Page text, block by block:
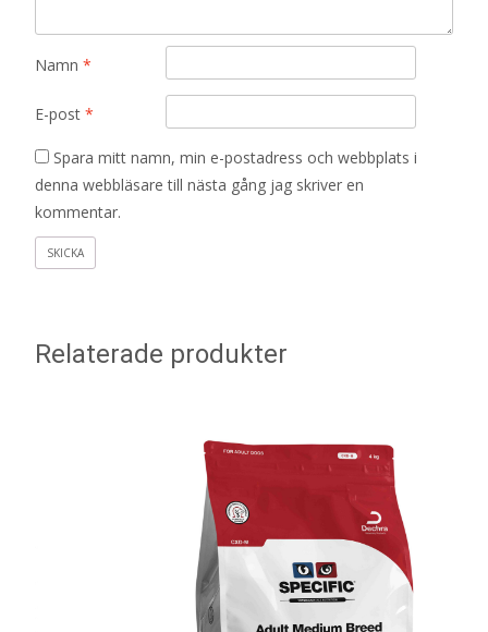
Namn *
E-post *
Spara mitt namn, min e-postadress och webbplats i
denna webbläsare till nästa gång jag skriver en
kommentar.
Relaterade produkter